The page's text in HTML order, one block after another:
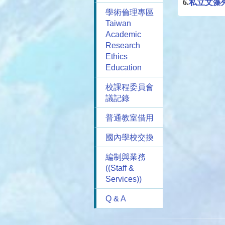
學術倫理專區
Taiwan
Academic
Research
Ethics
Education
校課程委員會
議記錄
普通教室借用
國內學校交換
編制與業務
((Staff &
Services))
Q & A
6.私立文藻